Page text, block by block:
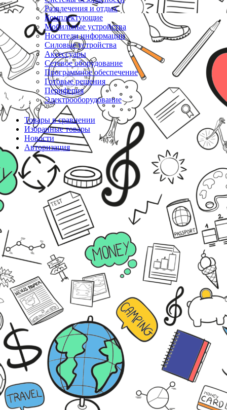
Развлечения и отдых
Комплектующие
Мобильные устройства
Носители информации
Силовые устройства
Аксессуары
Сетевое оборудование
Программное обеспечение
Готовые решения
Периферия
Электрооборудование
Товары в сравнении
Избранные товары
Новости
Авторизация